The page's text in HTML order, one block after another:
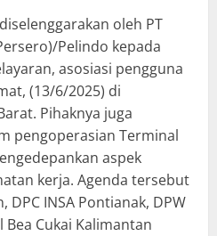
oleh PT
Pelindo kepada
asosiasi pengguna
(13/6/2025) di
Pihaknya juga
pengoperasian Terminal
aspek
kerja. Agenda tersebut
INSA Pontianak, DPW
Bea Cukai Kalimantan